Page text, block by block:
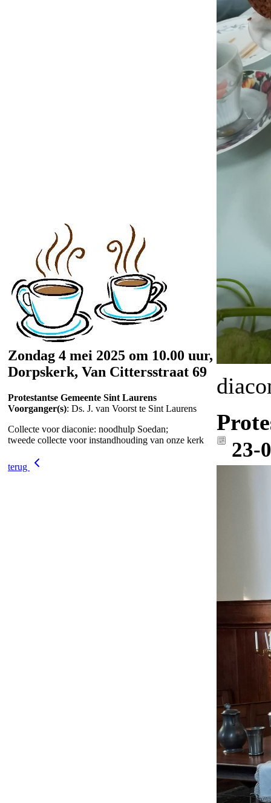
Zondag 4 mei 2025 om 10.00 uur,
Dorpskerk, Van Cittersstraat 69
Protestantse Gemeente Sint Laurens
Voorganger(s): Ds. J. van Voorst te Sint Laurens
Collecte voor diaconie: noodhulp Soedan;
tweede collecte voor instandhouding van onze kerk
terug
23-